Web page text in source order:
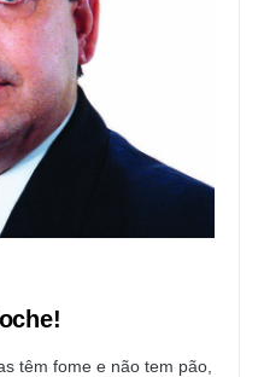
têm fome e não tem pão,